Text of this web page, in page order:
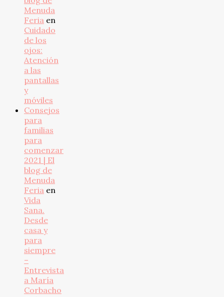
Menuda
Feria en
Cuidado
de los
ojos:
Atención
a las
pantallas
y
móviles
Consejos
para
familias
para
comenzar
2021 | El
blog de
Menuda
Feria en
Vida
Sana.
Desde
casa y
para
siempre
–
Entrevista
a María
Corbacho